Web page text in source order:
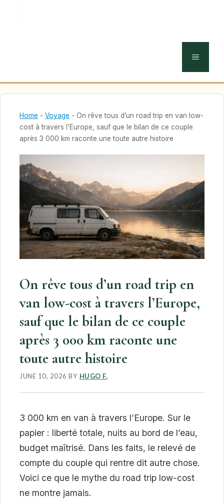
MENU
Home - Voyage - On rêve tous d’un road trip en van low-
cost à travers l’Europe, sauf que le bilan de ce couple
après 3 000 km raconte une toute autre histoire
On rêve tous d’un road trip en
van low-cost à travers l’Europe,
sauf que le bilan de ce couple
après 3 000 km raconte une
toute autre histoire
JUNE 10, 2026 BY HUGO F.
3 000 km en van à travers l’Europe. Sur le
papier : liberté totale, nuits au bord de l’eau,
budget maîtrisé. Dans les faits, le relevé de
compte du couple qui rentre dit autre chose.
Voici ce que le mythe du road trip low-cost
ne montre jamais.